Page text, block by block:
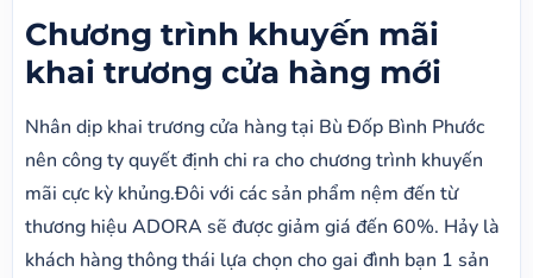
Chương trình khuyến mãi
khai trương cửa hàng mới
Nhân dịp khai trương cửa hàng tại Bù Đốp Bình Phước
nên công ty quyết định chi ra cho chương trình khuyến
mãi cực kỳ khủng.Đôi với các sản phẩm nệm đến từ
thương hiệu ADORA sẽ được giảm giá đến 60%. Hảy là
khách hàng thông thái lựa chọn cho gai đình bạn 1 sản